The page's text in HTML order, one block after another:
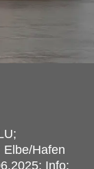
Elbe/Hafen
Info: